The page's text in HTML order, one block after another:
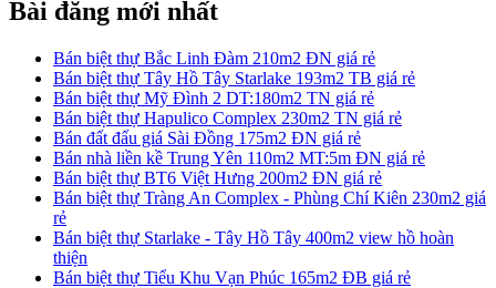
Bài đăng mới nhất
Bán biệt thự Bắc Linh Đàm 210m2 ĐN giá rẻ
Bán biệt thự Tây Hồ Tây Starlake 193m2 TB giá rẻ
Bán biệt thự Mỹ Đình 2 DT:180m2 TN giá rẻ
Bán biệt thự Hapulico Complex 230m2 TN giá rẻ
Bán đất đấu giá Sài Đồng 175m2 ĐN giá rẻ
Bán nhà liền kề Trung Yên 110m2 MT:5m ĐN giá rẻ
Bán biệt thự BT6 Việt Hưng 200m2 ĐN giá rẻ
Bán biệt thự Tràng An Complex - Phùng Chí Kiên 230m2 giá
rẻ
Bán biệt thự Starlake - Tây Hồ Tây 400m2 view hồ hoàn
thiện
Bán biệt thự Tiểu Khu Vạn Phúc 165m2 ĐB giá rẻ